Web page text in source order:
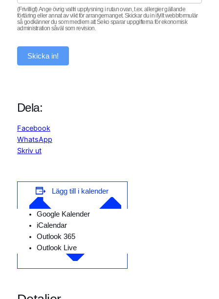
(Frivilligt) Ange övrig valfri upplysning i rutan ovan, t.ex. allergier gällande
förtäring eller annat av vikt för arrangemanget. Skickar du in ifyllt webbformulär
så godkänner du som medlem att Seko sparar uppgifterna för ekonomisk
administration såväl som revision.
Skicka in!
Dela:
Facebook
WhatsApp
Skriv ut
Lägg till i kalender
Google Kalender
iCalendar
Outlook 365
Outlook Live